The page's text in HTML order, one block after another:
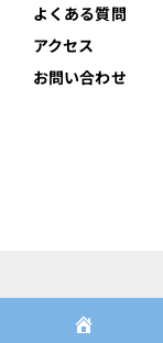
よくある質問
アクセス
お問い合わせ